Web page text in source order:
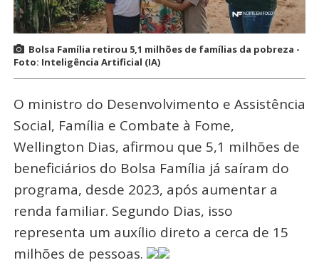
Bolsa Família retirou 5,1 milhões de famílias da pobreza -
Foto: Inteligência Artificial (IA)
O ministro do Desenvolvimento e Assistência
Social, Família e Combate à Fome,
Wellington Dias, afirmou que 5,1 milhões de
beneficiários do Bolsa Família já saíram do
programa, desde 2023, após aumentar a
renda familiar. Segundo Dias, isso
representa um auxílio direto a cerca de 15
milhões de pessoas.